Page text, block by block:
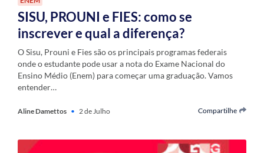
SISU, PROUNI e FIES: como se
inscrever e qual a diferença?
O Sisu, Prouni e Fies são os principais programas federais
onde o estudante pode usar a nota do Exame Nacional do
Ensino Médio (Enem) para começar uma graduação. Vamos
entender…
Aline Damettos • 2 de Julho Compartilhe